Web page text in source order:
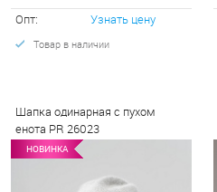
Опт: Узнать цену
Товар в наличии
Шапка одинарная с пухом
енота PR 26023
НОВИНКА